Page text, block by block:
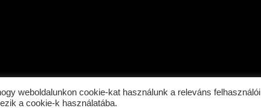
weboldalunkon cookie-kat használunk a releváns
a cookie-k használatába.